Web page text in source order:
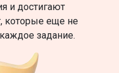
и достигают
которые еще не
задание.